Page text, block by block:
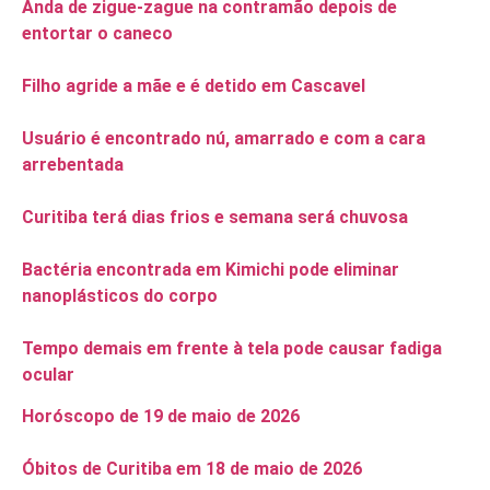
Anda de zigue-zague na contramão depois de
entortar o caneco
Filho agride a mãe e é detido em Cascavel
Usuário é encontrado nú, amarrado e com a cara
arrebentada
Curitiba terá dias frios e semana será chuvosa
Bactéria encontrada em Kimichi pode eliminar
nanoplásticos do corpo
Tempo demais em frente à tela pode causar fadiga
ocular
Horóscopo de 19 de maio de 2026
Óbitos de Curitiba em 18 de maio de 2026